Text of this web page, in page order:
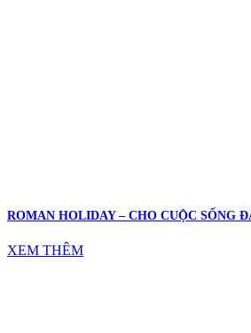
ROMAN HOLIDAY – CHO CUỘC SỐNG
XEM THÊM